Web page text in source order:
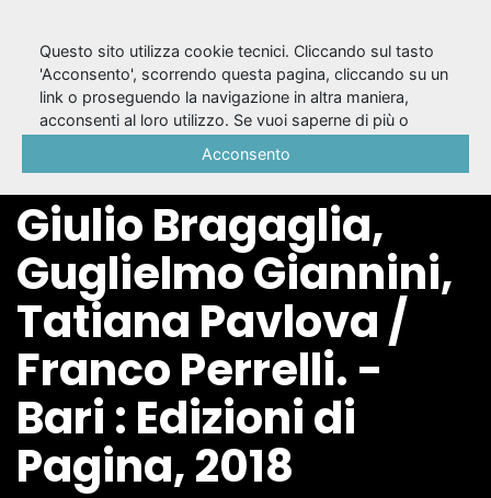
Tre carteggi con
Lucio Ridenti : Anton
Giulio Bragaglia,
Guglielmo Giannini,
Tatiana Pavlova /
Franco Perrelli. -
Bari : Edizioni di
Pagina, 2018
Questo sito utilizza cookie tecnici. Cliccando sul tasto
'Acconsento', scorrendo questa pagina, cliccando su un
link o proseguendo la navigazione in altra maniera,
acconsenti al loro utilizzo. Se vuoi saperne di più o
Acconsento